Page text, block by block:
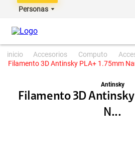
Personas
accesorios computo
Filamento 3D Antinsky PLA+ 1.75mm
Antinsky
Filamento 3D
N...